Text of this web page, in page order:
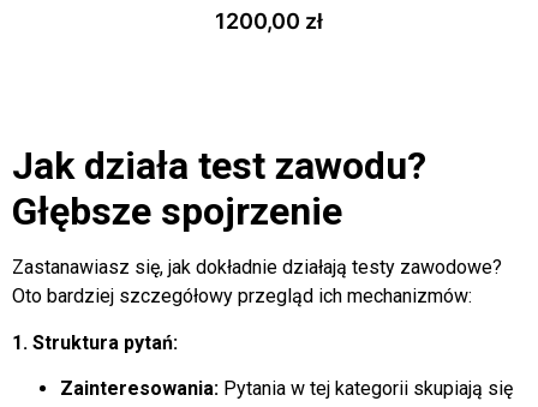
1200,00 zł
Jak działa test zawodu?
Głębsze spojrzenie
Zastanawiasz się, jak dokładnie działają testy zawodowe?
Oto bardziej szczegółowy przegląd ich mechanizmów:
1. Struktura pytań:
Zainteresowania: Pytania w tej kategorii skupiają się